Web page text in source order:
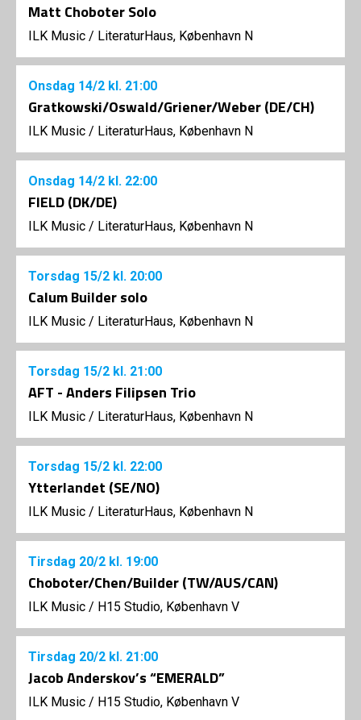
Matt Choboter Solo
ILK Music / LiteraturHaus, København N
Onsdag 14/2 kl. 21:00
Gratkowski/Oswald/Griener/Weber (DE/CH)
ILK Music / LiteraturHaus, København N
Onsdag 14/2 kl. 22:00
FIELD (DK/DE)
ILK Music / LiteraturHaus, København N
Torsdag 15/2 kl. 20:00
Calum Builder solo
ILK Music / LiteraturHaus, København N
Torsdag 15/2 kl. 21:00
AFT - Anders Filipsen Trio
ILK Music / LiteraturHaus, København N
Torsdag 15/2 kl. 22:00
Ytterlandet (SE/NO)
ILK Music / LiteraturHaus, København N
Tirsdag 20/2 kl. 19:00
Choboter/Chen/Builder (TW/AUS/CAN)
ILK Music / H15 Studio, København V
Tirsdag 20/2 kl. 21:00
Jacob Anderskov’s “EMERALD”
ILK Music / H15 Studio, København V